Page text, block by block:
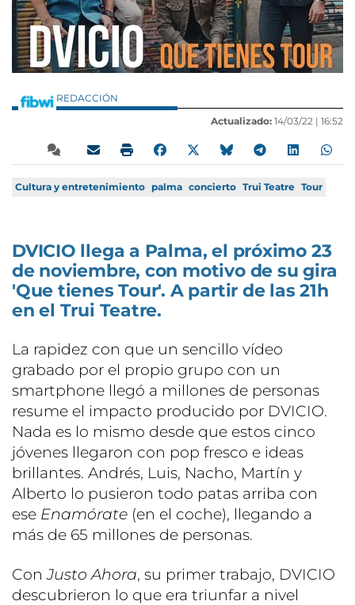
REDACCIÓN
Actualizado: 14/03/22 | 16:52
Cultura y entretenimiento palma concierto Trui Teatre Tour
DVICIO llega a Palma, el próximo 23
de noviembre, con motivo de su gira
'Que tienes Tour'. A partir de las 21h
en el Trui Teatre.
La rapidez con que un sencillo vídeo
grabado por el propio grupo con un
smartphone llegó a millones de personas
resume el impacto producido por DVICIO.
Nada es lo mismo desde que estos cinco
jóvenes llegaron con pop fresco e ideas
brillantes. Andrés, Luis, Nacho, Martín y
Alberto lo pusieron todo patas arriba con
ese Enamórate (en el coche), llegando a
más de 65 millones de personas.
ConJusto Ahora, su primer trabajo, DVICIO
descubrieron lo que era triunfar a nivel